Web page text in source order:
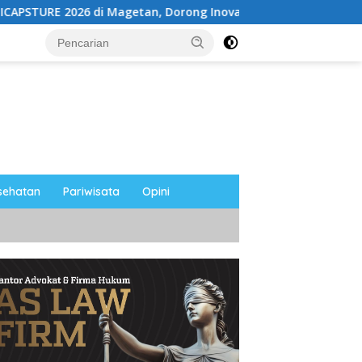
di Magetan, Dorong Inovasi untuk Masa Depan Berkelanjutan
Pariwisata Opini